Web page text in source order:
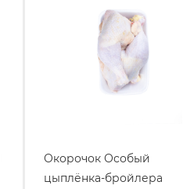
Окорочок Особый
цыплёнка-бройлера